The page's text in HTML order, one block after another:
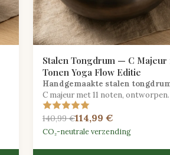
Stalen Tongdrum — C Majeur
Tonen Yoga Flow Editie
Handgemaakte stalen
C majeur met 11 noten, ontworpen
voor yoga flow begeleiding en
ontspanning.
140,99 €114,99 €
CO₂-neutrale verzending